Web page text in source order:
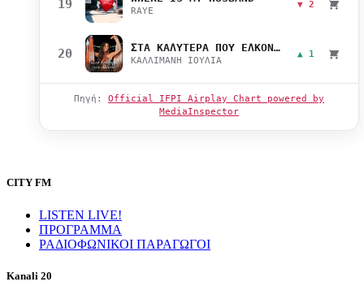
19 RAYE
▼ 2
20 ΣΤΑ ΚΑΛΥΤΕΡΑ ΠΟΥ ΕΛΚΟΝΤΑΙ
ΚΑΛΛΙΜΑΝΗ ΙΟΥΛΙΑ
▲ 1
Πηγή: Official IFPI Airplay Chart powered by
MediaInspector
CITY FM
LISTEN LIVE!
ΠΡΟΓΡΑΜΜΑ
ΡΑΔΙΟΦΩΝΙΚΟΙ ΠΑΡΑΓΩΓΟΙ
Kanali 20